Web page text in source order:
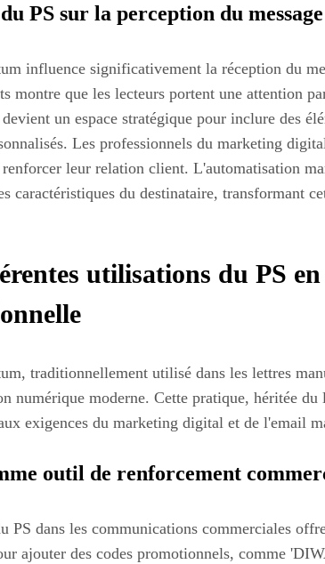
PS sur la perception du message
influence significativement la réception du
montre que les lecteurs portent une attention
un espace stratégique pour inclure des
Les professionnels du marketing
leur relation client. L'automatisation
caractéristiques du destinataire, transformant
utilisations du PS
traditionnellement utilisé dans les lettres
numérique moderne. Cette pratique, héritée
exigences du marketing digital et de l'email
outil de renforcement
PS dans les communications commerciales
ajouter des codes promotionnels, comme